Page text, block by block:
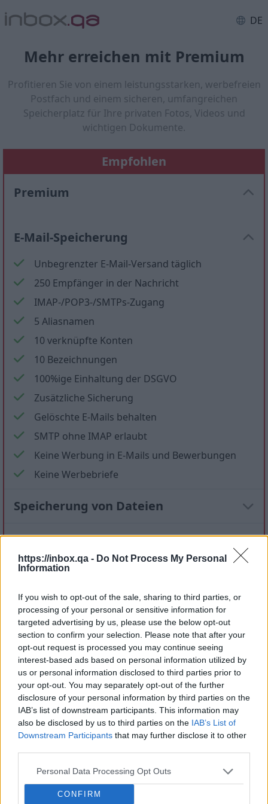
https://inbox.qa - Do Not Process My Personal
Information
If you wish to opt-out of the sale, sharing to third parties, or
processing of your personal or sensitive information for
targeted advertising by us, please use the below opt-out
section to confirm your selection. Please note that after your
opt-out request is processed you may continue seeing
interest-based ads based on personal information utilized by
us or personal information disclosed to third parties prior to
your opt-out. You may separately opt-out of the further
disclosure of your personal information by third parties on the
IAB’s list of downstream participants. This information may
also be disclosed by us to third parties on the IAB’s List of
Downstream Participants that may further disclose it to other
Personal Data Processing Opt Outs
CONFIRM
DE
Mehr erreichen mit Premium
Profitieren Sie von einem leistungsstarken, werbefreien
Postfach und einem sicheren, umfangreichen
Speicherplatz für Ihre privaten Fotos, Videos und
wichtigen Dokumente.
Empfohlen
Premium
E-Mail-Speicherung
Unbegrenzter E-Mail-Versand täglich
250 Empfänger in der Nachricht
IMAP-/POP3-/SMTPs-Zugang
5 Aliasnamen
10 verknüpfte Konten
10 Bezeichnungen
100%ige Einhaltung der DSGVO
Zusätzliche Sicherung
Gelöschte E-Mails behalten
SMTP ohne IMAP erlaubt
Keine Werbung in E-Mails und Bewerbungen
Keine Werbebriefe
Speicherung von Dateien
150 GB 300 GB 1 TB
Anwenden
Monatlich zahlen 1.99 € / Monat
Jährlich zahlen 15.99 € / Jahr
1.33 € / Monat
3-Jahres-Plan 34.99 € / 3 Jahre
0.97 € / Monat
Preise inklusive lokaler Mehrwertsteuer
Monatlich zahlen
4.99 € / Monat
Jährlich zahlen 25.99 € / Jahr
2.17 € / Monat
Monatlich zahlen 8.99 € / Monat
Jährlich zahlen 59.99 € / Jahr
5 € / Monat
UPGRADE AUF PREMIUM